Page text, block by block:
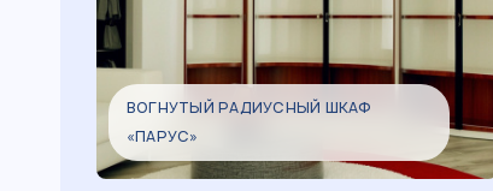
ВОГНУТЫЙ РАДИУСНЫЙ ШКАФ
«ПАРУС»